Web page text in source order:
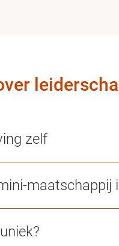
zelf
maatschappij